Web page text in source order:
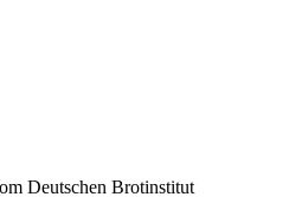
Deutschen Brotinstitut